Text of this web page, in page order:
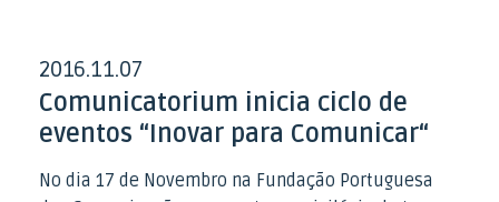
2016.11.07
Comunicatorium inicia ciclo de
eventos “Inovar para Comunicar“
No dia 17 de Novembro na Fundação Portuguesa